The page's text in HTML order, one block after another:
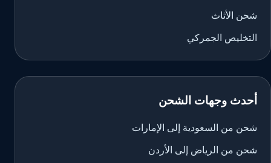
شحن الأثاث
التخليص الجمركي
أحدث وجهات الشحن
شحن من السعودية إلى الإمارات
شحن من الرياض إلى الأردن